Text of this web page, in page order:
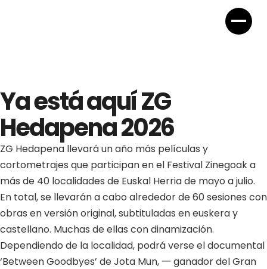
Ya está aquí ZG
Hedapena 2026
ZG Hedapena llevará un año más películas y
cortometrajes que participan en el Festival Zinegoak a
más de 40 localidades de Euskal Herria de mayo a julio.
En total, se llevarán a cabo alrededor de 60 sesiones con
obras en versión original, subtituladas en euskera y
castellano. Muchas de ellas con dinamización.
Dependiendo de la localidad, podrá verse el documental
‘Between Goodbyes’ de Jota Mun, 一 ganador del Gran